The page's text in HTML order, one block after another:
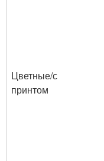
Цветные/с
принтом